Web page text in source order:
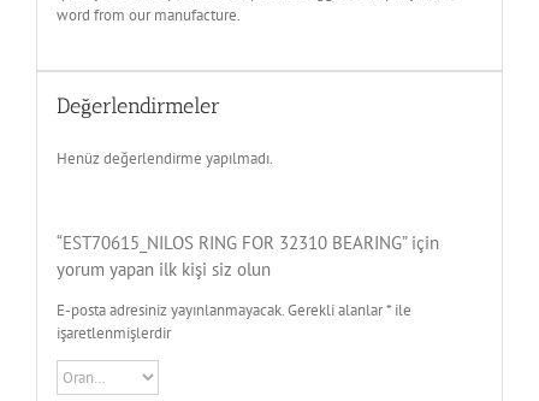
word from our manufacture.
Değerlendirmeler
Henüz değerlendirme yapılmadı.
“EST70615_NILOS RING FOR 32310 BEARING” için
yorum yapan ilk kişi siz olun
E-posta adresiniz yayınlanmayacak. Gerekli alanlar*ile
işaretlenmişlerdir